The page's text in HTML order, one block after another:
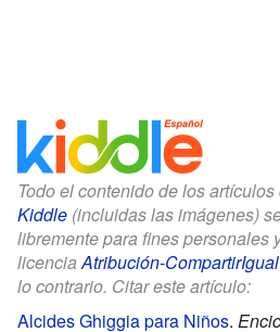
Todo el contenido de los artículos
Kiddle (incluidas las imágenes)
libremente para fines personales
licenciaAtribución-CompartirIgual
lo contrario. Citar este artículo:
Alcides Ghiggia para Niños.